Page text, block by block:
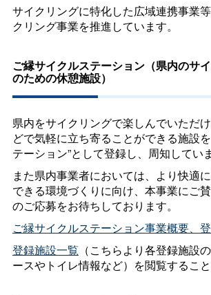
サイクリングに特化した広域連携事業
クリング事業を推進しています。
ご縁サイクルステーション（県内のサ
のための休憩施設）
県内をサイクリングで楽しんでいただ
どで気軽に立ち寄ることができる施設
テーション”として登録し、周知していま
また県内事業者においては、より快適
できる環境づくりに向け、本事業にご
のご応募をお待ちしております。
ご縁サイクルステーション事業概要、
登録施設一覧 （こちらより各登録施設
ースやトイレ情報など）を閲覧すること